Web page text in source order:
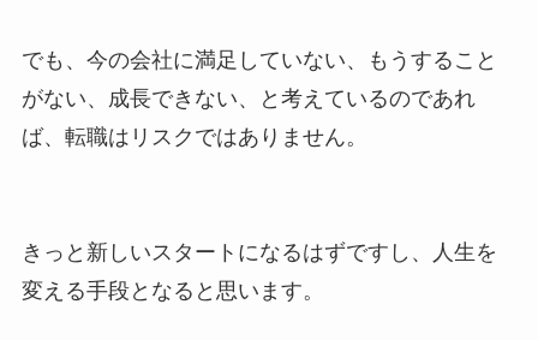
でも、今の会社に満足していない、もうすること
がない、成長できない、と考えているのであれ
ば、転職はリスクではありません。
きっと新しいスタートになるはずですし、人生を
変える手段となると思います。